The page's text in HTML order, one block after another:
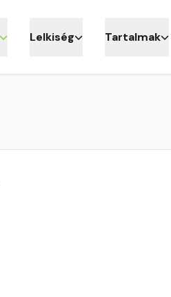
Lelkiség Tartalmak